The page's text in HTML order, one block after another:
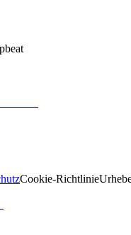
Cookie-Richtlinie